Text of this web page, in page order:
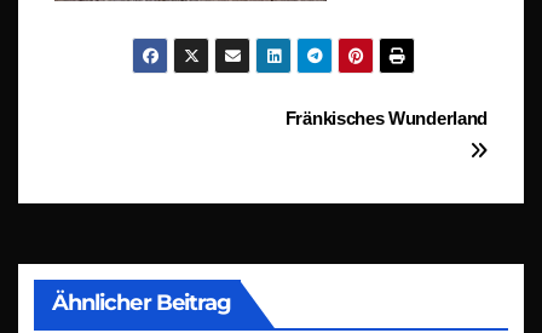
Beitragsnavigation
Fränkisches Wunderland
Ähnlicher Beitrag